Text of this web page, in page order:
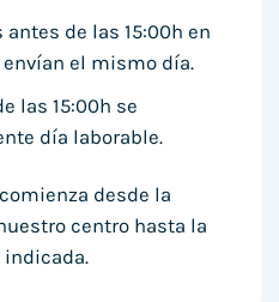
de las 15:00h en
el mismo día.
las 15:00h se
día laborable.
desde la
centro hasta la
indicada.